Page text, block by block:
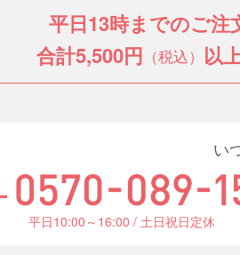
平日13時までのご注
合計5,500円 （税込） 以
い
平日10:00～16:00 / 土日祝日定休